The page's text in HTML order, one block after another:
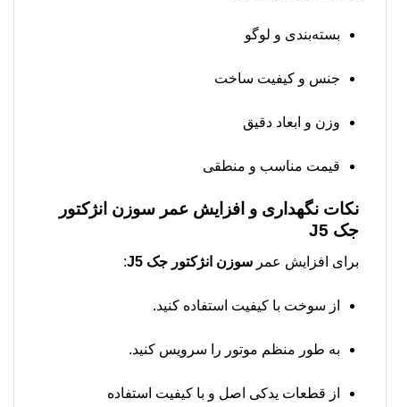
بسته‌بندی و لوگو
جنس و کیفیت ساخت
وزن و ابعاد دقیق
قیمت مناسب و منطقی
نکات نگهداری و افزایش عمر سوزن انژکتور
جک J5
برای افزایش عمر سوزن انژکتور جک J5 :
از سوخت با کیفیت استفاده کنید.
به طور منظم موتور را سرویس کنید.
از قطعات یدکی اصل و با کیفیت استفاده